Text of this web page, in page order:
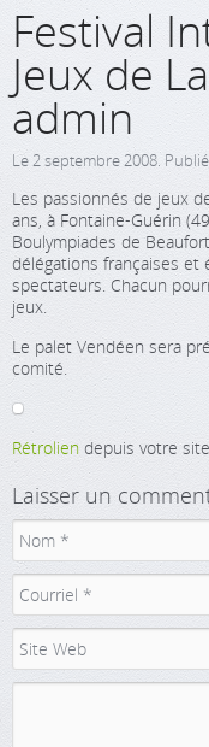
Festival
Jeux de
admin
Le2 septembre 2008.
Les passionnés de jeux
ans, à Fontaine-Guérin
Boulympiades de
délégations françaises et
spectateurs. Chacun
jeux.
Le palet Vendéen sera
comité.
Rétrolien depuis votre
Laisser un